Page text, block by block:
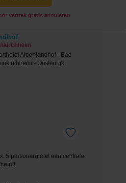
vertrek gratis annuleren
5 personen) met een centrale